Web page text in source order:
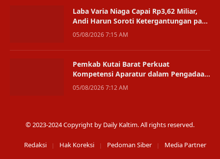
Laba Varia Niaga Capai Rp3,62 Miliar,
Andi Harun Soroti Ketergantungan pada
Satu Bisnis
05/08/2026 7:15 AM
Pemkab Kutai Barat Perkuat
Kompetensi Aparatur dalam Pengadaan
Digital
05/08/2026 7:12 AM
© 2023-2024 Copyright by Daily Kaltim. All rights reserved.
Redaksi Hak Koreksi Pedoman Siber Media Partner